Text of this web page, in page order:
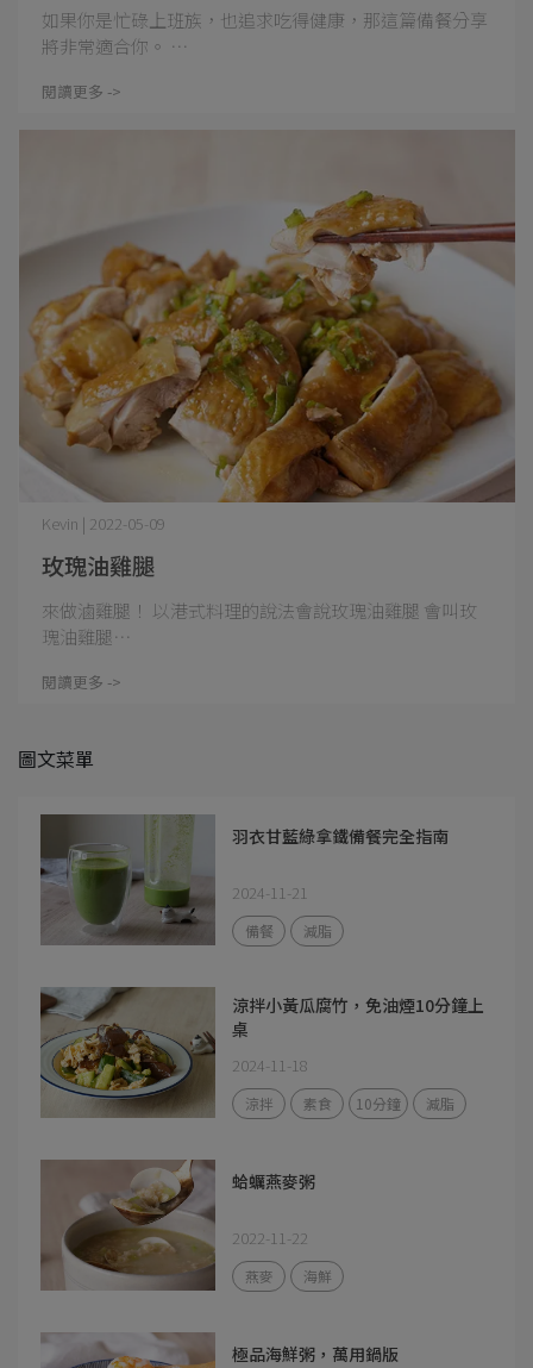
如果你是忙碌上班族，也追求吃得健康，那這篇備餐分享
將非常適合你。 ⋯
閱讀更多 ->
玫瑰油雞腿
Kevin | 2022-05-09
來做滷雞腿！ 以港式料理的說法會說玫瑰油雞腿 會叫玫
瑰油雞腿⋯
閱讀更多 ->
圖文菜單
羽衣甘藍綠拿鐵備餐完全指南
2024-11-21
備餐 減脂
涼拌小黃瓜腐竹，免油煙10分鐘上
桌
2024-11-18
涼拌 素食 10分鐘 減脂
蛤蠣燕麥粥
2022-11-22
燕麥 海鮮
極品海鮮粥，萬用鍋版